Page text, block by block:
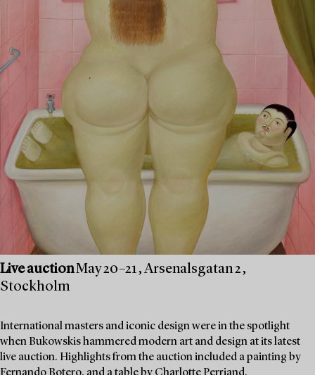
Live auctionMay 20–21, Arsenalsgatan 2,
Stockholm
International masters and iconic design were in the spotlight
when Bukowskis hammered modern art and design at its latest
live auction. Highlights from the auction included a painting by